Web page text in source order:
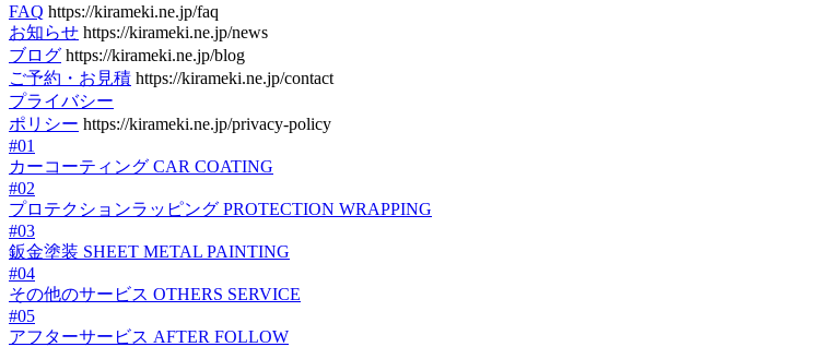
FAQ https://kirameki.ne.jp/faq
お知らせ https://kirameki.ne.jp/news
ブログ https://kirameki.ne.jp/blog
ご予約・お見積 https://kirameki.ne.jp/contact
プライバシー
ポリシー https://kirameki.ne.jp/privacy-policy
#01
カーコーティング CAR COATING
#02
プロテクションラッピング PROTECTION WRAPPING
#03
鈑金塗装 SHEET METAL PAINTING
#04
その他のサービス OTHERS SERVICE
#05
アフターサービス AFTER FOLLOW